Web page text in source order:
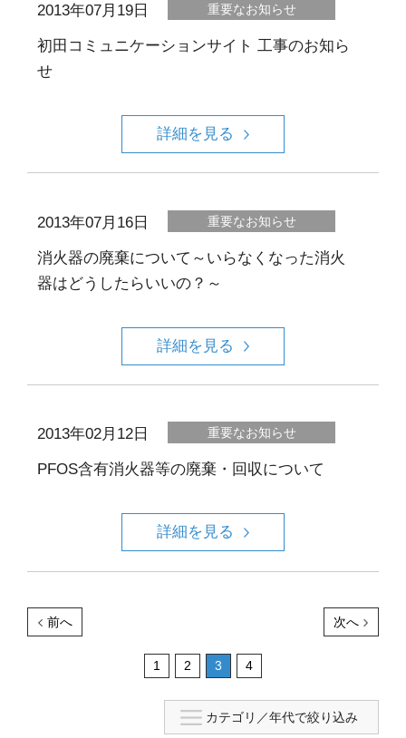
2013年07月19日 重要なお知らせ
初田コミュニケーションサイト 工事のお知ら
せ
詳細を見る
2013年07月16日 重要なお知らせ
消火器の廃棄について～いらなくなった消火
器はどうしたらいいの？～
詳細を見る
2013年02月12日 重要なお知らせ
PFOS含有消火器等の廃棄・回収について
詳細を見る
前へ
1 2 3 4
次へ